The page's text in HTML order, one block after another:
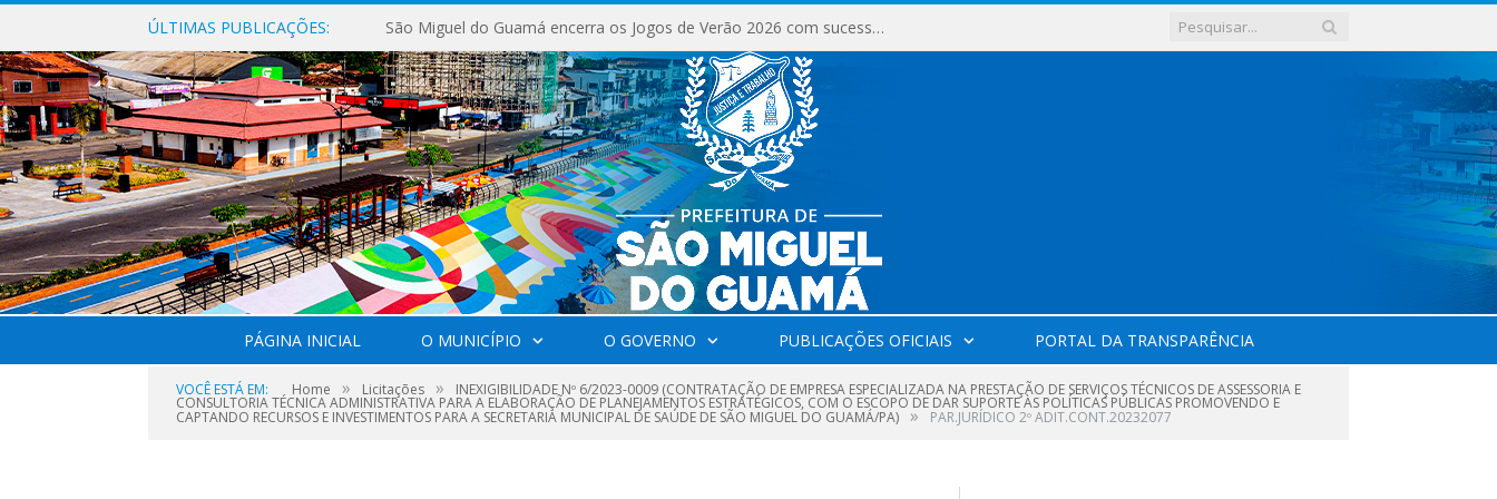
ÚLTIMAS PUBLICAÇÕES: São Miguel do Guamá encerra os Jogos de Verão 2026 com sucesso de público e competições.
PÁGINA INICIAL O MUNICÍPIO O GOVERNO PUBLICAÇÕES OFICIAIS PORTAL DA TRANSPARÊNCIA
VOCÊ ESTÁ EM: Home » Licitações » INEXIGIBILIDADE Nº 6/2023-0009 (CONTRATAÇÃO DE EMPRESA ESPECIALIZADA NA PRESTAÇÃO DE SERVIÇOS TÉCNICOS DE ASSESSORIA E
CONSULTORIA TÉCNICA ADMINISTRATIVA PARA A ELABORAÇÃO DE PLANEJAMENTOS ESTRATÉGICOS, COM O ESCOPO DE DAR SUPORTE ÀS POLÍTICAS PÚBLICAS PROMOVENDO E
CAPTANDO RECURSOS E INVESTIMENTOS PARA A SECRETARIA MUNICIPAL DE SAÚDE DE SÃO MIGUEL DO GUAMÁ/PA) » PAR.JURÍDICO 2º ADIT.CONT.20232077